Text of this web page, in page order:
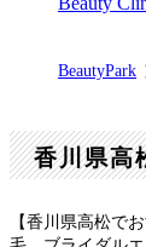
BeautyPark
香川県高
【香川県高松で